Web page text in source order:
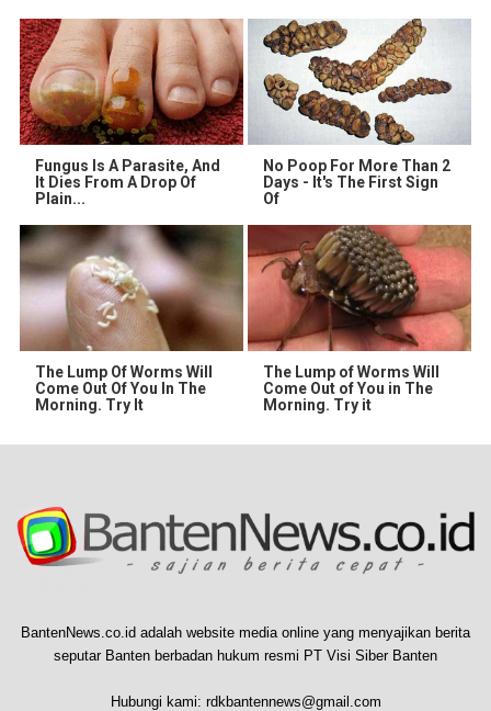
Fungus Is A Parasite, And
It Dies From A Drop Of
Plain...
No Poop For More Than 2
Days - It's The First Sign
Of
The Lump Of Worms Will
Come Out Of You In The
Morning. Try It
The Lump of Worms Will
Come Out of You in The
Morning. Try it
BantenNews.co.id adalah website media online yang menyajikan berita
seputar Banten berbadan hukum resmi PT Visi Siber Banten
Hubungi kami: rdkbantennews@gmail.com